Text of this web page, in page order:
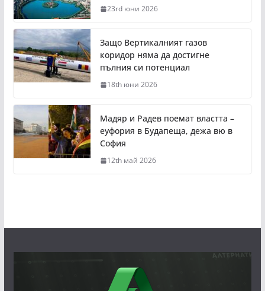
23rd юни 2026
Защо Вертикалният газов
коридор няма да достигне
пълния си потенциал
18th юни 2026
Мадяр и Радев поемат властта –
еуфория в Будапеща, дежа вю в
София
12th май 2026